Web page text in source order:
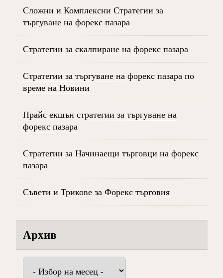
Сложни и Комплексни Стратегии за
търгуване на форекс пазара
Стратегии за скалпиране на форекс пазара
Стратегии за търгуване на форекс пазара по
време на Новини
Прайс екшън стратегии за търгуване на
форекс пазара
Стратегии за Начинаещи търговци на форекс
пазара
Съвети и Трикове за Форекс търговия
Архив
Архив